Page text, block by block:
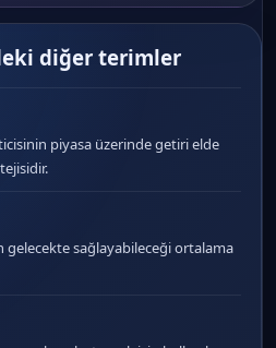
diğer terimler
piyasa üzerinde getiri elde
gelecekte sağlayabileceği ortalama